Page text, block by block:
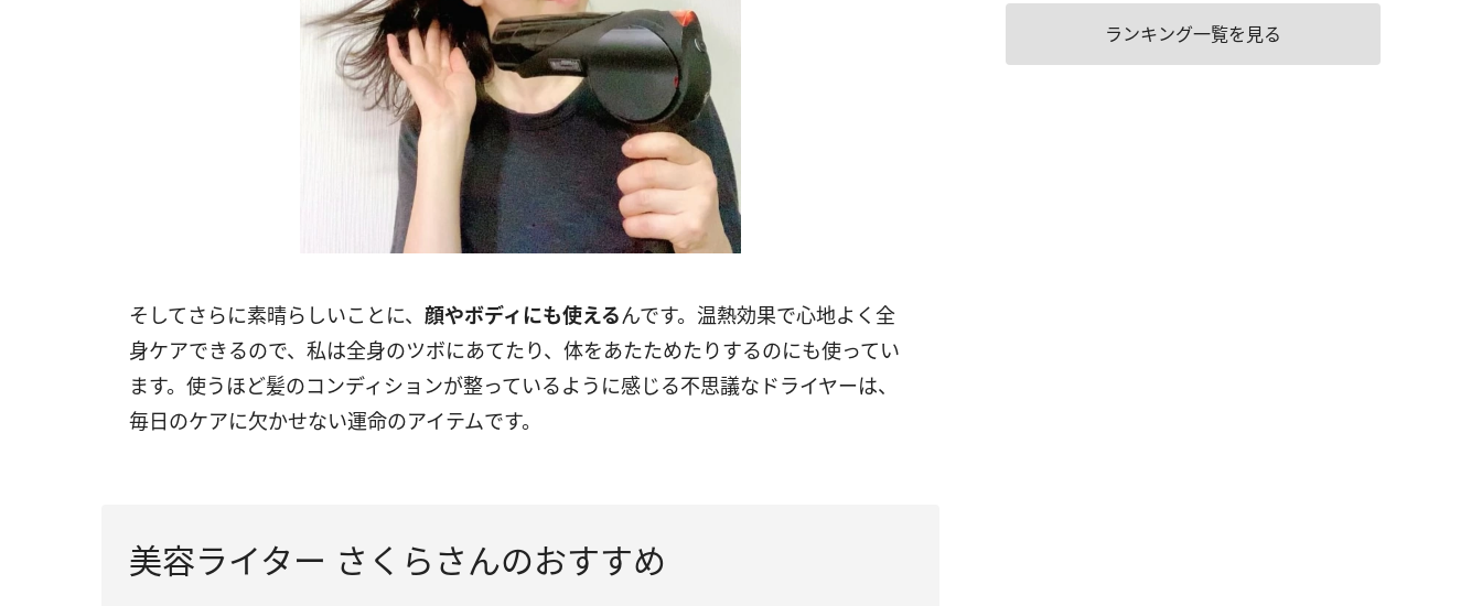
そしてさらに素晴らしいことに、 顔やボディにも使えるんです。温熱効果で心地よく全
身ケアできるので、私は全身のツボにあてたり、体をあたためたりするのにも使ってい
ます。使うほど髪のコンディションが整っているように感じる不思議なドライヤーは、
毎日のケアに欠かせない運命のアイテムです。
美容ライター さくらさんのおすすめ
ランキング一覧を見る